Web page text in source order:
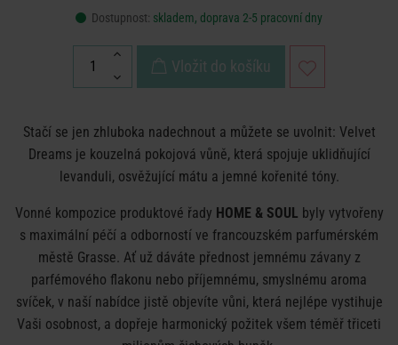
Dostupnost: skladem, doprava 2-5 pracovní dny
Vložit do košíku
Stačí se jen zhluboka nadechnout a můžete se uvolnit: Velvet
Dreams je kouzelná pokojová vůně, která spojuje uklidňující
levanduli, osvěžující mátu a jemné kořenité tóny.
Vonné kompozice produktové řady HOME & SOUL byly vytvořeny
s maximální péčí a odborností ve francouzském parfumérském
městě Grasse. Ať už dáváte přednost jemnému závanу z
parfémového flakonu nebo příjemnému, smyslnému aroma
svíček, v naší nabídce jistě objevíte vůni, která nejlépe vystihuje
Vaši osobnost, a dopřeje harmonický požitek všem téměř třiceti